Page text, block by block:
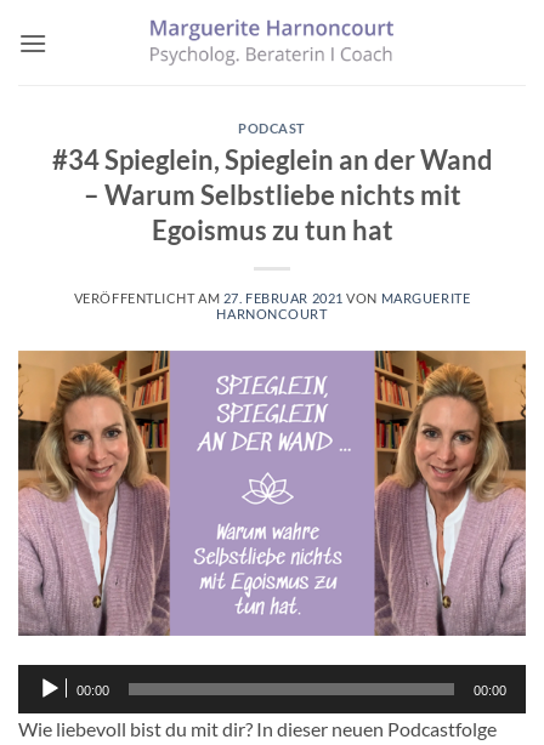
Inhalt
PODCAST
#34 Spieglein, Spieglein an der Wand
– Warum Selbstliebe nichts mit
Egoismus zu tun hat
VERÖFFENTLICHT AM 27. FEBRUAR 2021 VON MARGUERITE
HARNONCOURT
Audio-
Player
00:00 00:00
Wie liebevoll bist du mit dir? In dieser neuen Podcastfolge